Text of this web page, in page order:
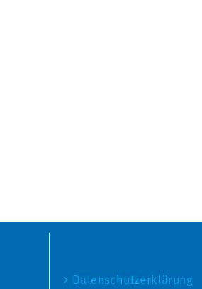
Datenschutzerklärung